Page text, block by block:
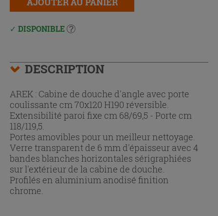
DISPONIBLE
DESCRIPTION
AREK : Cabine de douche d'angle avec porte
coulissante cm 70x120 H190 réversible.
Extensibilité paroi fixe cm 68/69,5 - Porte cm
118/119,5.
Portes amovibles pour un meilleur nettoyage.
Verre transparent de 6 mm d'épaisseur avec 4
bandes blanches horizontales sérigraphiées
sur l'extérieur de la cabine de douche.
Profilés en aluminium anodisé finition
chrome.